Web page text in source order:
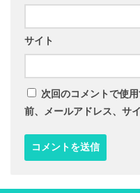
サイト
次回のコメントで使
前、メールアドレス、サ